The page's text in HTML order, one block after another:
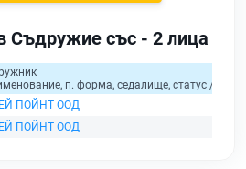
Съдружие със - 2 лица
п. форма, седалище, статус /
ПОЙНТ ООД
ПОЙНТ ООД